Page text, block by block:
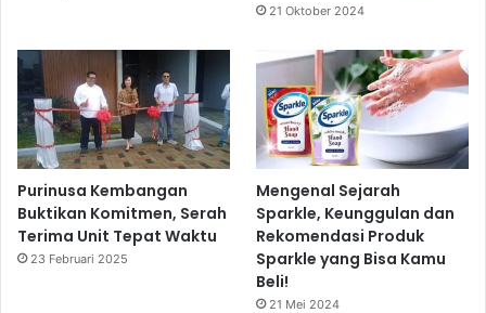
21 Oktober 2024
Purinusa Kembangan
Buktikan Komitmen, Serah
Terima Unit Tepat Waktu
23 Februari 2025
Mengenal Sejarah
Sparkle, Keunggulan dan
Rekomendasi Produk
Sparkle yang Bisa Kamu
Beli!
21 Mei 2024